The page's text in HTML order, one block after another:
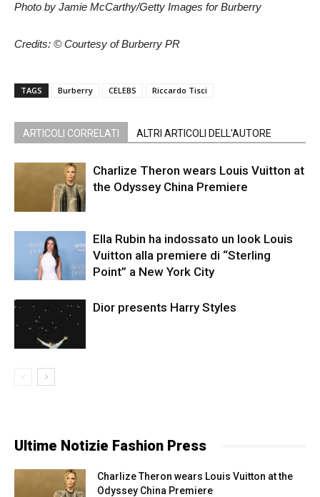
Photo by Jamie McCarthy/Getty Images for Burberry
Credits: © Courtesy of Burberry PR
TAGS Burberry CELEBS Riccardo Tisci
ARTICOLI CORRELATI ALTRI ARTICOLI DELL'AUTORE
Charlize Theron wears Louis Vuitton at
the Odyssey China Premiere
Ella Rubin ha indossato un look Louis
Vuitton alla premiere di “Sterling
Point” a New York City
Dior presents Harry Styles
Ultime Notizie Fashion Press
Charlize Theron wears Louis Vuitton at the
Odyssey China Premiere